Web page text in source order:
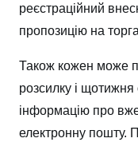
реєстраційний
пропозицію на
Також кожен може
розсилку і
інформацію про
електронну пошту.